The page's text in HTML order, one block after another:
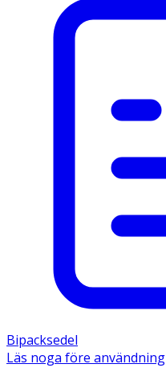
Bipacksedel
Läs noga före användning